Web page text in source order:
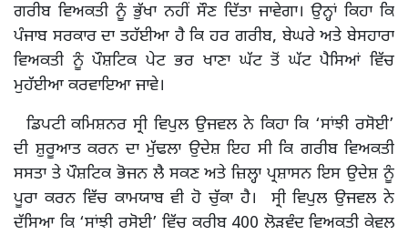
ਗਰੀਬ ਵਿਅਕਤੀ ਨੂੰ ਭੁੱਖਾ ਨਹੀਂ ਸੌਣ ਦਿੱਤਾ ਜਾਵੇਗਾ। ਉਨ੍ਹਾਂ ਕਿਹਾ ਕਿ
ਪੰਜਾਬ ਸਰਕਾਰ ਦਾ ਤਹੱਈਆ ਹੈ ਕਿ ਹਰ ਗਰੀਬ, ਬੇਘਰੇ ਅਤੇ ਬੇਸਹਾਰਾ
ਵਿਅਕਤੀ ਨੂੰ ਪੌਸ਼ਟਿਕ ਪੇਟ ਭਰ ਖਾਣਾ ਘੱਟ ਤੋਂ ਘੱਟ ਪੈਸਿਆਂ ਵਿੱਚ
ਮੁਹੱਈਆ ਕਰਵਾਇਆ ਜਾਵੇ।
ਡਿਪਟੀ ਕਮਿਸ਼ਨਰ ਸ੍ਰੀ ਵਿਪੁਲ ਉਜਵਲ ਨੇ ਕਿਹਾ ਕਿ ‘ਸਾਂਝੀ ਰਸੋਈ’
ਦੀ ਸ਼ੁਰੂਆਤ ਕਰਨ ਦਾ ਮੁੱਢਲਾ ਉਦੇਸ਼ ਇਹ ਸੀ ਕਿ ਗਰੀਬ ਵਿਅਕਤੀ
ਸਸਤਾ ਤੇ ਪੌਸ਼ਟਿਕ ਭੋਜਨ ਲੈ ਸਕਣ ਅਤੇ ਜ਼ਿਲ੍ਹਾ ਪ੍ਰਸ਼ਾਸਨ ਇਸ ਉਦੇਸ਼ ਨੂੰ
ਪੂਰਾ ਕਰਨ ਵਿੱਚ ਕਾਮਯਾਬ ਵੀ ਹੋ ਚੁੱਕਾ ਹੈ। ਸ੍ਰੀ ਵਿਪੁਲ ਉਜਵਲ ਨੇ
ਦੱਸਿਆ ਕਿ ‘ਸਾਂਝੀ ਰਸੋਈ’ ਵਿੱਚ ਕਰੀਬ 400 ਲੋੜਵੰਦ ਵਿਅਕਤੀ ਕੇਵਲ